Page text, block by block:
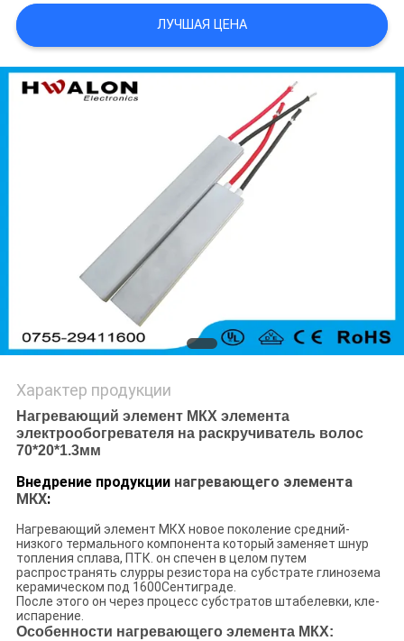
ПОЛИТИКА
КОНФИДЕНЦИАЛЬНОСТИ
ЛУЧШАЯ ЦЕНА
Характер продукции
Нагревающий элемент МКХ элемента
электрообогревателя на раскручиватель волос
70*20*1.3мм
Внедрение продукции нагревающего элемента
МКХ:
Нагревающий элемент МКХ новое поколение средний-
низкого термального компонента который заменяет шнур
топления сплава, ПТК. он спечен в целом путем
распространять слурры резистора на субстрате глинозема
керамическом под 1600Сентиграде.
После этого он через процесс субстратов штабелевки, кле-
испарение.
Особенности нагревающего элемента МКХ: